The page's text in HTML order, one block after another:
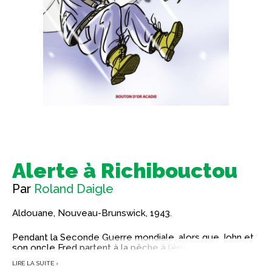
Alerte à Richibouctou
Par Roland Daigle
Aldouane, Nouveau-Brunswick, 1943.
Pendant la Seconde Guerre mondiale, alors que John et
son oncle Fred partent à la pêche à l’éperlan, ils voient un
pleine nuit, alors que la tempête fait rage, ils sont
LIRE LA SUITE ›